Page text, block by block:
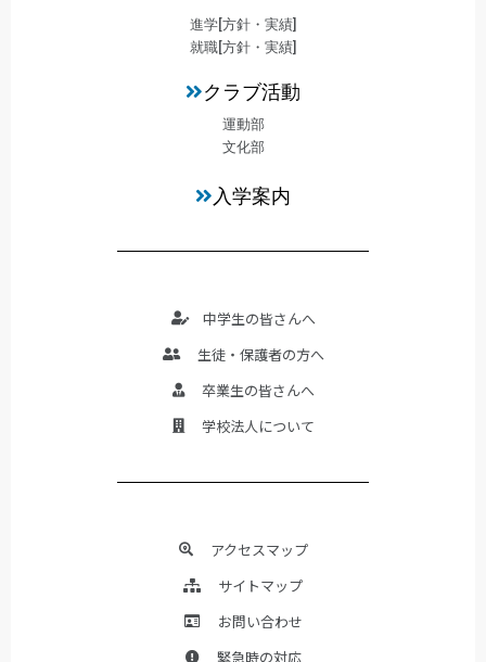
進学[方針・実績]
就職[方針・実績]
クラブ活動
運動部
文化部
入学案内
中学生の皆さんへ
生徒・保護者の方へ
卒業生の皆さんへ
学校法人について
アクセスマップ
サイトマップ
お問い合わせ
緊急時の対応